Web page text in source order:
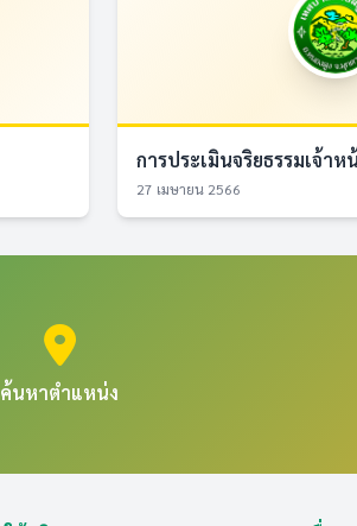
การประเมินจริยธรรมเจ้าห
27 เมษายน 2566
ค้นหาตำแหน่ง